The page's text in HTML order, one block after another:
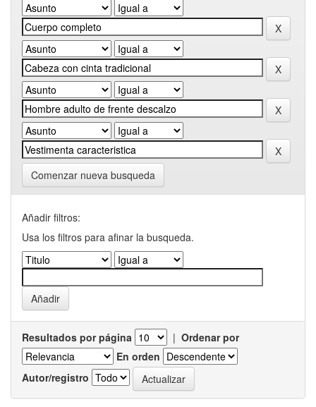
Comenzar nueva busqueda
Añadir filtros:
Usa los filtros para afinar la busqueda.
Resultados por página | Ordenar por
En orden
Autor/registro